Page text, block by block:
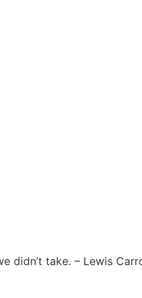
didn’t take. – Lewis